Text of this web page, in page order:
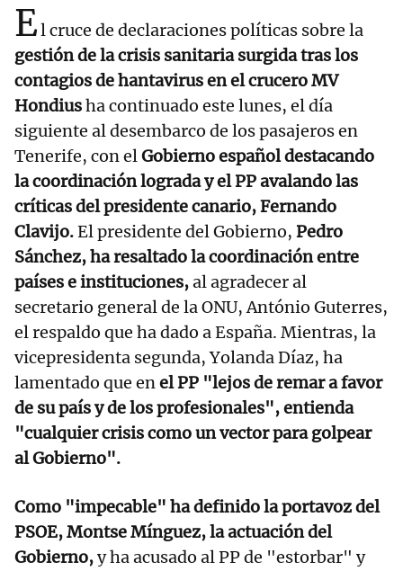
El cruce de declaraciones políticas sobre la
gestión de la crisis sanitaria surgida tras los
contagios de hantavirus en el crucero MV
Hondiusha continuado este lunes, el día
siguiente al desembarco de los pasajeros en
Tenerife, con elGobierno español destacando
la coordinación lograda y el PP avalando las
críticas del presidente canario, Fernando
Clavijo.El presidente del Gobierno, Pedro
Sánchez, ha resaltado la coordinación entre
países e instituciones,al agradecer al
secretario general de la ONU, António Guterres,
el respaldo que ha dado a España. Mientras, la
vicepresidenta segunda, Yolanda Díaz, ha
lamentado que enel PP "lejos de remar a favor
de su país y de los profesionales", entienda
"cualquier crisis como un vector para golpear
al Gobierno".
Como "impecable" ha definido la portavoz del
PSOE, Montse Mínguez, la actuación del
Gobierno,y ha acusado al PP de "estorbar" y